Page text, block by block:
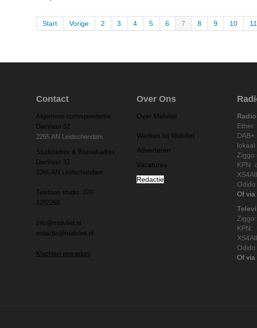
Start Vorige 2 3 4 5 6 7 8 9 10 11
Contact
Algemene correspondentie
Damlaan 32
2265 AN Leidschendam
Studioadres & Bezoekadres
Damlaan 32
2265 AN Leidschendam
Telefoon studio: 070-
3202266
info@midvliet.nl
redactie@midvliet.nl
Klachten procedure
Over Ons
Over Midvliet
Werken bij Midvliet
Adverteren
Vacatures
Redactie
Radio
lokaal
Ziggo
KPN
Of via
KPN:
Of via